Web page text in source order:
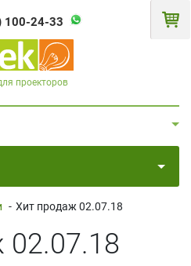
100-24-33
проекторов
- Хит продаж 02.07.18
02.07.18